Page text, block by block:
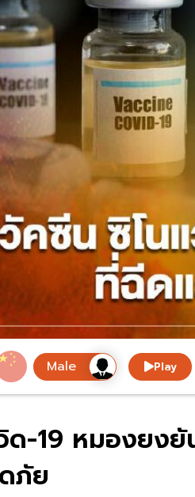
Play
ด-19 หมองยงยั
ภัย